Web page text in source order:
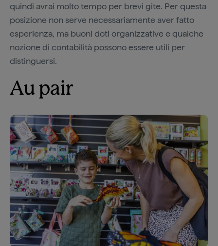
quindi avrai molto tempo per brevi gite. Per questa
posizione non serve necessariamente aver fatto
esperienza, ma buoni doti organizzative e qualche
nozione di contabilità possono essere utili per
distinguersi.
Au pair